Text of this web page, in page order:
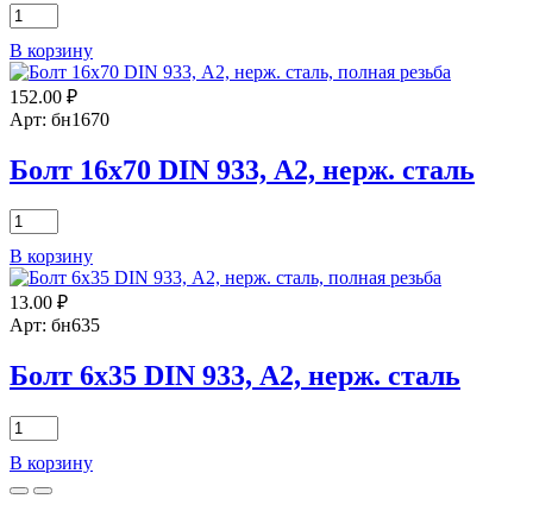
Количество
товара
Болт
10х25
DIN
933,
нерж.
сталь
В корзину
152.00 ₽
Арт: бн1670
Болт 16х70 DIN 933, А2, нерж. сталь
Количество
товара
Болт
16х70
DIN
933,
нерж.
сталь
В корзину
13.00 ₽
Арт: бн635
Болт 6х35 DIN 933, А2, нерж. сталь
Количество
товара
Болт
6х35
В корзину